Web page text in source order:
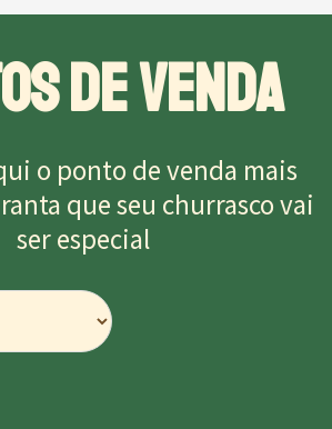
DE VENDA
o ponto de venda mais
que seu churrasco vai
ser especial